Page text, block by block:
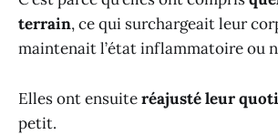
terrain, ce qui surchargeait leur
maintenait l’état inflammatoire ou
Elles ont ensuiteréajusté leur
petit.